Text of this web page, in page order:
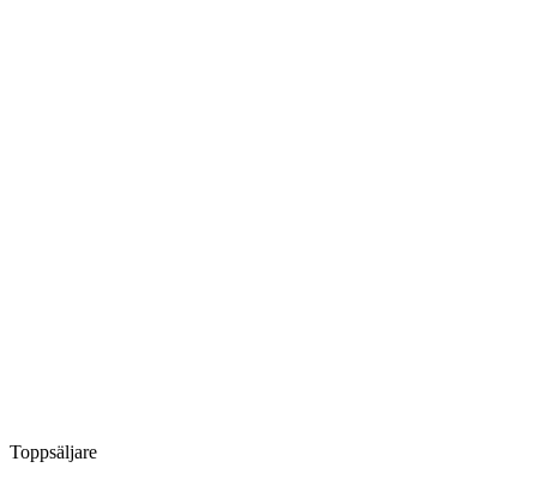
Toppsäljare